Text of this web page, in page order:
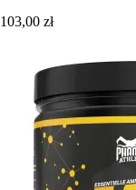
103,00 zł